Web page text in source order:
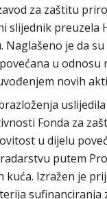
za zaštitu
slijednik preuzela
Naglašeno je da
u odnosu
novih
Fonda za
u dijelu
putem
kuća. Izražen je
sufinanciranja